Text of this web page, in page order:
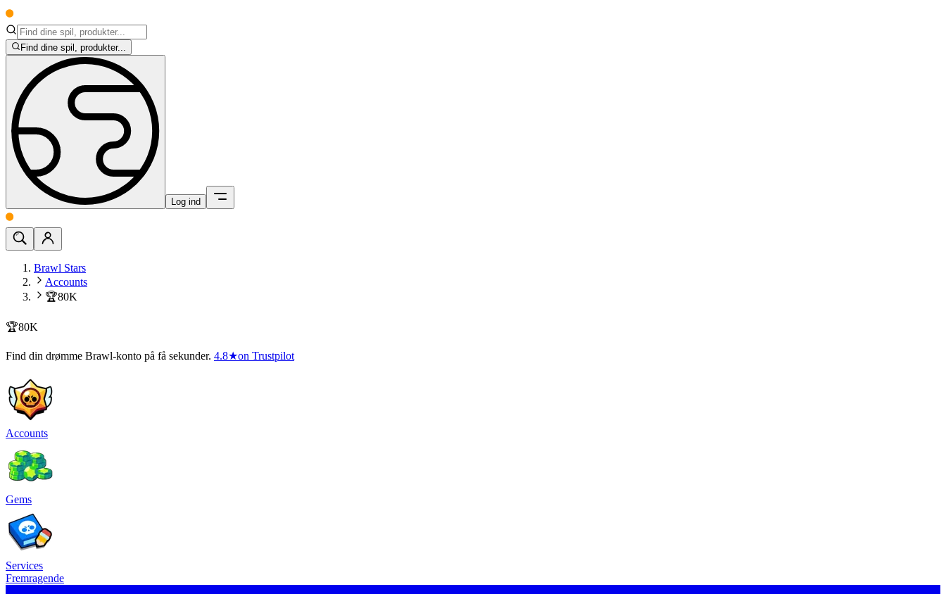
Find dine spil, produkter...
Log ind
Brawl Stars
Accounts
🏆80K
🏆80K
Find din drømme Brawl-konto på få sekunder. 4.8★on Trustpilot
Accounts
Gems
Services
Fremragende